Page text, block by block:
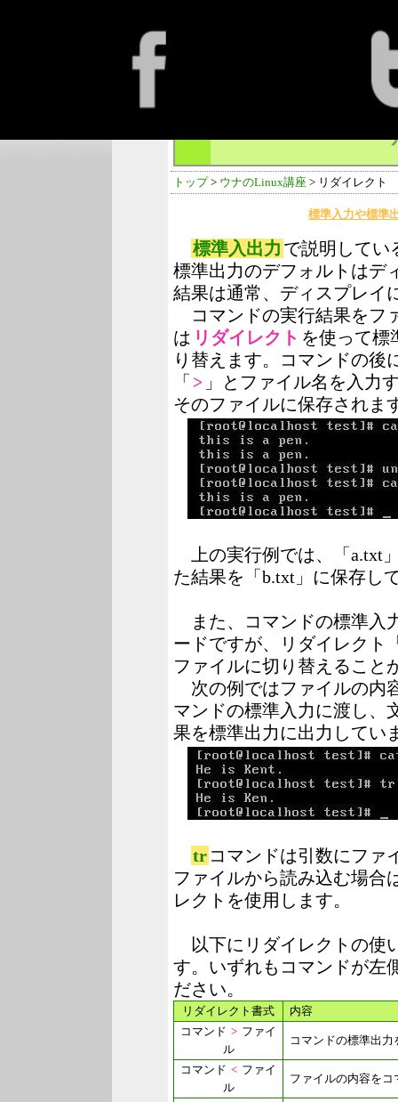
トップ> ウナのLinux講座 > リダイレクト
標準入力や標準
標準入出力 で説明してい
標準出力のデフォルトはデ
結果は通常、ディスプレイ
コマンドの実行結果をフ
は リダイレクト を使って標
り替えます。コマンドの後
「 > 」とファイル名を入力
そのファイルに保存されま
上の実行例では、「a.txt
た結果を「b.txt」に保存し
また、コマンドの標準入
ードですが、リダイレクト
ファイルに切り替えること
次の例ではファイルの内
マンドの標準入力に渡し、
果を標準出力に出力してい
tr コマンドは引数にファ
ファイルから読み込む場合
レクトを使用します。
以下にリダイレクトの使
す。いずれもコマンドが左
ださい。
リダイレクト書式
内容
コマンド > ファイ
ル
コマンドの標準出
コマンド < ファイ
ル
ファイルの内容を